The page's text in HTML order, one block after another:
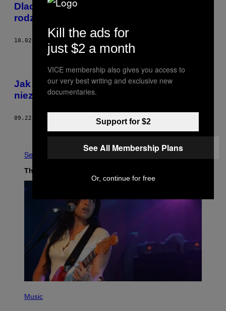
Dlaczego nie chcemy dojrzewać jak nasi
rodzice?
10.02.17
Jak dorosnąć, gdy nie szukasz
niezależności
09.22.17 BASIA CZYŻEWSKA
Older
See All
The Latest
PMusic
Kill the ads for
just $2 a month
VICE membership also gives you access to
our very best writing and exclusive new
documentaries.
Support for $2
See All Membership Plans
Or, continue for free